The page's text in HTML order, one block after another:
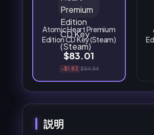
Atomic Heart Premium
Edition CD Key (Steam)
$83.01
-$1.83 $84.84
説明